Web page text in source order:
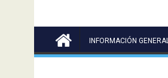
INFORMACIÓN GENERAL